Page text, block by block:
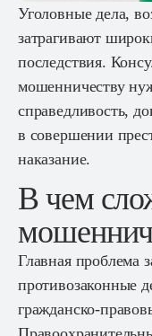
Уголовные дела,
затрагивают
последствия.
мошенничеству
справедливость,
в совершении
наказание.
В чем
Главная проблема
противозаконные
гражданско-